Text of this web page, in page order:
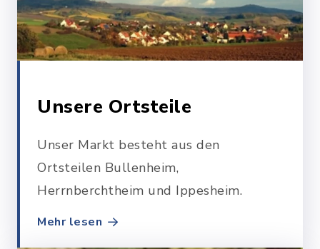
Unsere Ortsteile
Unser Markt besteht aus den
Ortsteilen Bullenheim,
Herrnberchtheim und Ippesheim.
Mehr lesen